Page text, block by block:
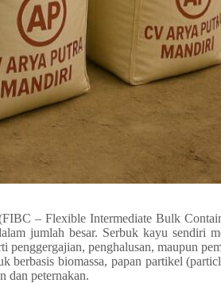
– Flexible Intermediate Bulk
jumlah besar. Serbuk kayu sendiri
penggergajian, penghalusan, maupun
berbasis biomassa, papan partikel
dan peternakan.